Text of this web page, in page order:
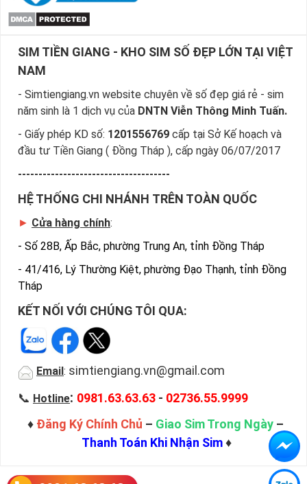
SIM TIỀN GIANG - KHO SIM SỐ ĐẸP LỚN TẠI VIỆT
NAM
- Simtiengiang.vn website chuyên về số đẹp giá rẻ - sim
năm sinh là 1 dịch vụ của DNTN Viễn Thông Minh Tuấn.
- Giấy phép KD số: 1201556769 cấp tại Sở Kế hoạch và
đầu tư Tiền Giang ( Đồng Tháp ), cấp ngày 06/07/2017
-------------------------------------
HỆ THỐNG CHI NHÁNH TRÊN TOÀN QUỐC
► Cửa hàng chính:
- Số 28B, Ấp Bắc, phường Trung An, tỉnh Đồng Tháp
- 41/416, Lý Thường Kiệt, phường Đạo Thạnh, tỉnh Đồng
Tháp
KẾT NỐI VỚI CHÚNG TÔI QUA:
Email : simtiengiang.vn@gmail.com
📞 Hotline: 0981.63.63.63 - 02736.55.9999
♦ Đăng Ký Chính Chủ – Giao Sim Trong Ngày –
Thanh Toán Khi Nhận Sim♦